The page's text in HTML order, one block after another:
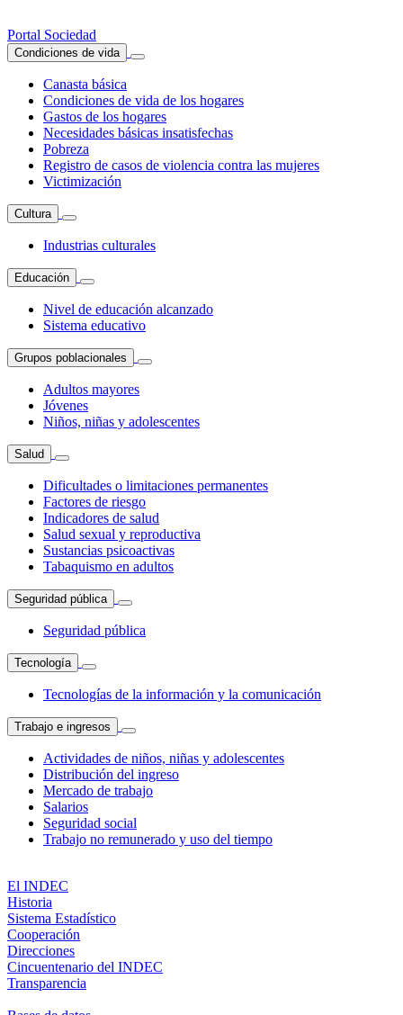
Portal Sociedad
Condiciones de vida
Canasta básica
Condiciones de vida de los hogares
Gastos de los hogares
Necesidades básicas insatisfechas
Pobreza
Registro de casos de violencia contra las mujeres
Victimización
Cultura
Industrias culturales
Educación
Nivel de educación alcanzado
Sistema educativo
Grupos poblacionales
Adultos mayores
Jóvenes
Niños, niñas y adolescentes
Salud
Dificultades o limitaciones permanentes
Factores de riesgo
Indicadores de salud
Salud sexual y reproductiva
Sustancias psicoactivas
Tabaquismo en adultos
Seguridad pública
Seguridad pública
Tecnología
Tecnologías de la información y la comunicación
Trabajo e ingresos
Actividades de niños, niñas y adolescentes
Distribución del ingreso
Mercado de trabajo
Salarios
Seguridad social
Trabajo no remunerado y uso del tiempo
El INDEC
Historia
Sistema Estadístico
Cooperación
Direcciones
Cincuentenario del INDEC
Transparencia